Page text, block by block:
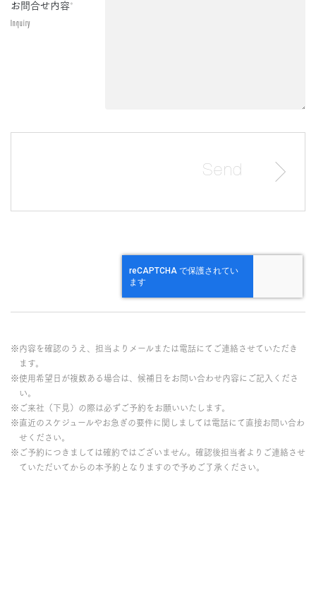
お問合せ内容*
Inquiry
※内容を確認のうえ、担当よりメールまたは電話にてご連絡させていただき
ます。
※使用希望日が複数ある場合は、候補日をお問い合わせ内容にご記入くださ
い。
※ご来社（下見）の際は必ずご予約をお願いいたします。
※直近のスケジュールやお急ぎの要件に関しましては電話にて直接お問い合わ
せください。
※ご予約につきましては確約ではございません。確認後担当者よりご連絡させ
ていただいてからの本予約となりますので予めご了承ください。